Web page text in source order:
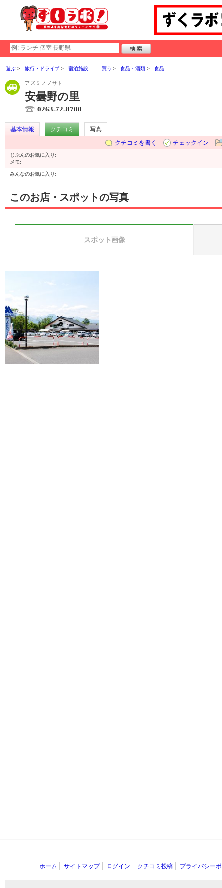
遊ぶ 旅行・ドライブ 宿泊施設 買う 食品・酒類 食品
アズミノノサト
安曇野の里
0263-72-8700
基本情報 クチコミ
写真
クチコミを書く
チェックイン
じぶんのお気に入り:
メモ:
みんなのお気に入り:
このお店・スポットの写真
スポット画像
ホーム サイトマップ ログイン クチコミ投稿 プライバシー